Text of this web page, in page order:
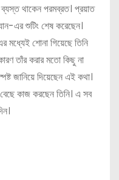
থাকেন পরমব্রত। প্রয়াত
এর শুটিং শেষ করেছেন।
মধ্যেই শোনা গিয়েছে তিনি
তাঁর করার মতো কিছু না
জানিয়ে দিয়েছেন এই কথা।
কাজ করছেন তিনি। এ সব